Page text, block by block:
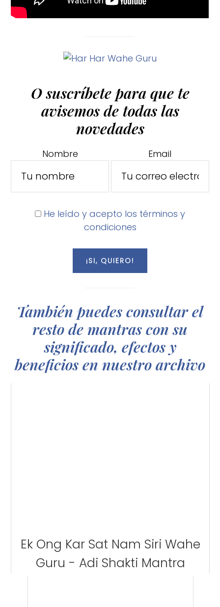
O suscríbete para que te
avisemos de todas las
novedades
Nombre Email
He leído y acepto los términos y
condiciones
También puedes consultar el
resto de mantras con su
significado, efectos y
beneficios en nuestro archivo
Ek Ong Kar Sat Nam Siri Wahe
Guru - Adi Shakti Mantra